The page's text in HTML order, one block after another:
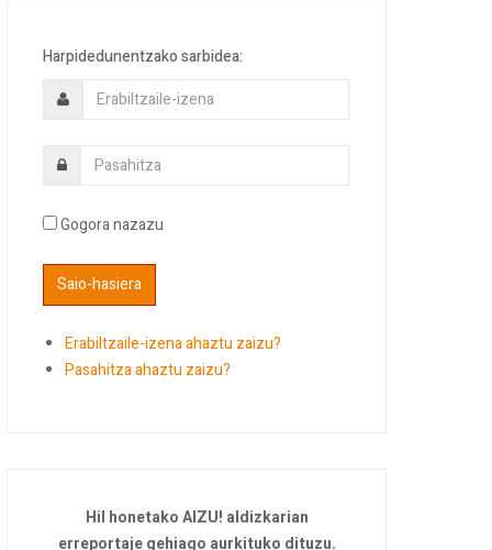
Harpidedunentzako sarbidea:
Gogora nazazu
Erabiltzaile-izena ahaztu zaizu?
Pasahitza ahaztu zaizu?
Hil honetako AIZU! aldizkarian
erreportaje gehiago aurkituko dituzu.